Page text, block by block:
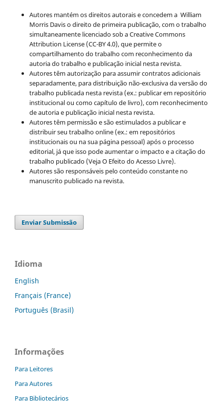
Autores mantém os direitos autorais e concedem a William
Morris Davis o direito de primeira publicação, com o trabalho
simultaneamente licenciado sob a Creative Commons
Attribution License (CC-BY 4.0), que permite o
compartilhamento do trabalho com reconhecimento da
autoria do trabalho e publicação inicial nesta revista.
Autores têm autorização para assumir contratos adicionais
separadamente, para distribuição não-exclusiva da versão do
trabalho publicada nesta revista (ex.: publicar em repositório
institucional ou como capítulo de livro), com reconhecimento
de autoria e publicação inicial nesta revista.
Autores têm permissão e são estimulados a publicar e
distribuir seu trabalho online (ex.: em repositórios
institucionais ou na sua página pessoal) após o processo
editorial, já que isso pode aumentar o impacto e a citação do
trabalho publicado (Veja O Efeito do Acesso Livre).
Autores são responsáveis pelo conteúdo constante no
manuscrito publicado na revista.
Enviar Submissão
Idioma
English
Français (France)
Português (Brasil)
Informações
Para Leitores
Para Autores
Para Bibliotecários